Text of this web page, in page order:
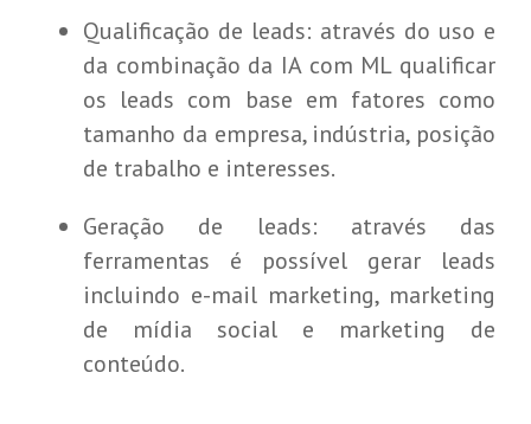
Qualificação de leads: através do uso e
da combinação da IA com ML qualificar
os leads com base em fatores como
tamanho da empresa, indústria, posição
de trabalho e interesses.
Geração de leads: através das
ferramentas é possível gerar leads
incluindo e-mail marketing, marketing
de mídia social e marketing de
conteúdo.